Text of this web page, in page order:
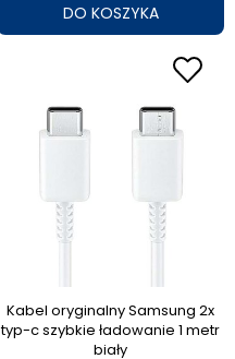
DO KOSZYKA
Kabel oryginalny Samsung 2x
typ-c szybkie ładowanie 1 metr
biały